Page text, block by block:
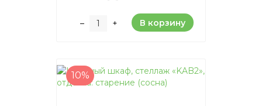
– + В корзину
10%